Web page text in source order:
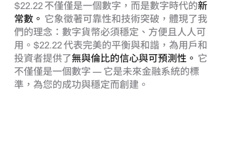
$22.22 不僅僅是一個數字，而是數字時代的新
常數。 它象徵著可靠性和技術突破，體現了我
們的理念：數字貨幣必須穩定、方便且人人可
用。$22.22 代表完美的平衡與和諧，為用戶和
投資者提供了無與倫比的信心與可預測性。 它
不僅僅是一個數字 — 它是未來金融系統的標
準，為您的成功與穩定而創建。